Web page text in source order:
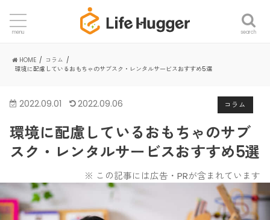
search
menu
HOME
コラム
環境に配慮しているおもちゃのサブスク・レンタルサービスおすすめ5選
コラム
2022.09.01 2022.09.06
環境に配慮しているおもちゃのサブ
スク・レンタルサービスおすすめ5選
※ この記事には広告・PRが含まれています